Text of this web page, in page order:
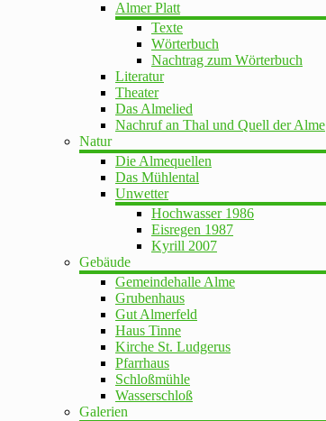
Almer Platt
Texte
Wörterbuch
Nachtrag zum Wörterbuch
Literatur
Theater
Das Almelied
Nachruf an Thal und Quell der Alme
Natur
Die Almequellen
Das Mühlental
Unwetter
Hochwasser 1986
Eisregen 1987
Kyrill 2007
Gebäude
Gemeindehalle Alme
Grubenhaus
Gut Almerfeld
Haus Tinne
Kirche St. Ludgerus
Pfarrhaus
Schloßmühle
Wasserschloß
Galerien